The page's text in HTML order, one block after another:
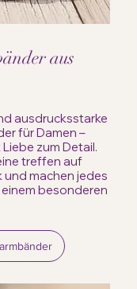
aus
ausdrucksstarke
für Damen –
zum Detail.
treffen auf
machen jedes
besonderen